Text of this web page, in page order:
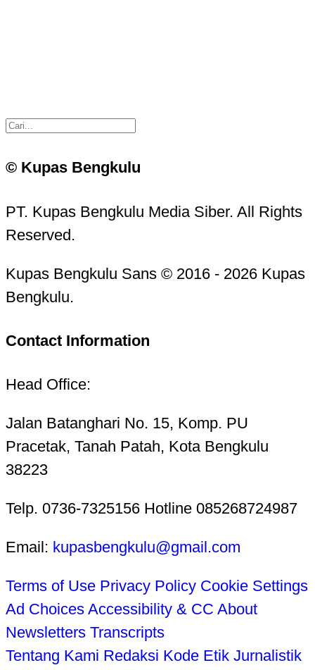
© Kupas Bengkulu
PT. Kupas Bengkulu Media Siber. All Rights
Reserved.
Kupas Bengkulu Sans © 2016 - 2026 Kupas
Bengkulu.
Contact Information
Head Office:
Jalan Batanghari No. 15, Komp. PU
Pracetak, Tanah Patah, Kota Bengkulu
38223
Telp. 0736-7325156 Hotline 085268724987
Email: kupasbengkulu@gmail.com
Terms of Use Privacy Policy Cookie Settings
Ad Choices Accessibility & CC About
Newsletters Transcripts
Tentang Kami Redaksi Kode Etik Jurnalistik